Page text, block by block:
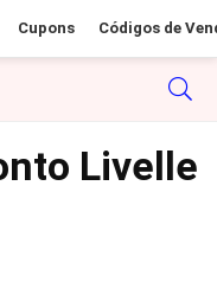
Cupons Códigos de
Livelle